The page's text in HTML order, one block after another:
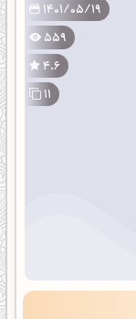
1401/05/19
559
4.6
11